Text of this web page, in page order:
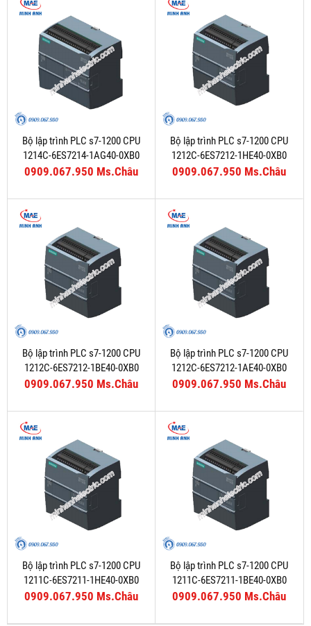
Bộ lập trình PLC s7-1200 CPU
1214C-6ES7214-1AG40-0XB0
0909.067.950 Ms.Châu
Bộ lập trình PLC s7-1200 CPU
1212C-6ES7212-1HE40-0XB0
0909.067.950 Ms.Châu
Bộ lập trình PLC s7-1200 CPU
1212C-6ES7212-1BE40-0XB0
0909.067.950 Ms.Châu
Bộ lập trình PLC s7-1200 CPU
1212C-6ES7212-1AE40-0XB0
0909.067.950 Ms.Châu
Bộ lập trình PLC s7-1200 CPU
1211C-6ES7211-1HE40-0XB0
0909.067.950 Ms.Châu
Bộ lập trình PLC s7-1200 CPU
1211C-6ES7211-1BE40-0XB0
0909.067.950 Ms.Châu